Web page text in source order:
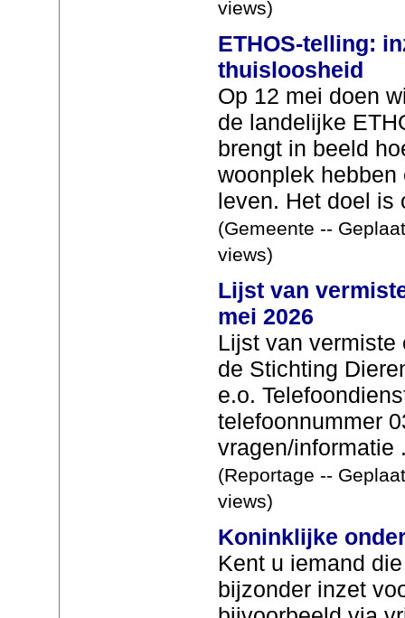
views)
ETHOS-telling:
thuisloosheid
Op 12 mei doen
de landelijke
brengt in beeld
woonplek
leven. Het doel is
(Gemeente --
views)
Lijst van
mei 2026
Lijst van vermiste
de Stichting
e.o.
telefoonnummer
vragen/informatie
(Reportage --
views)
Koninklijke
Kent u iemand
bijzonder inzet